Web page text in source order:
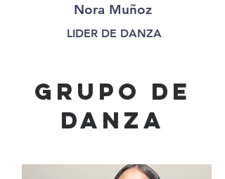
Nora Muñoz
LIDER DE DANZA
grupo de
danza